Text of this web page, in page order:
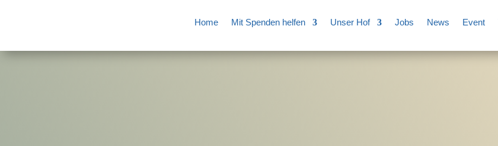
Home Mit Spenden helfen Unser Hof Jobs News Event